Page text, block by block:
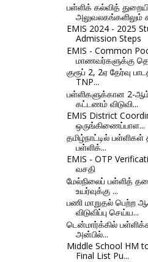
பள்ளிக் கல்வித்
அலுவலகங்களிலும்
EMIS 2024 - 2025
Admission Steps
EMIS - Common
மாணவர்களுக்கு
குரூப் 2, 2ஏ தேர்வு
TNP...
பள்ளிகளுக்கான 2-
கட்டணம் விடுவி...
EMIS District
ஒருங்கிணைப்பாள...
தமிழ்நாட்டில் பள்ளிகள்
பள்ளிக்...
EMIS - OTP
வசதி
மேல்நிலைப் பள்ளித்
உயர்வுக்கு ...
பணி மாறுதல் பெற்ற
விடுவிப்பு செய்ய...
டென்மார்க்கில்
அன்பில்...
Middle School HM
Final List Pu...